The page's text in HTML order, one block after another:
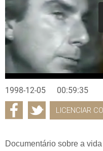
1998-12-05 00:59:35
LICENCIAR
Documentário sobre a